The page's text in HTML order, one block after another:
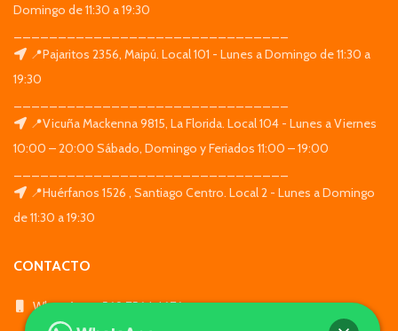
Domingo de 11:30 a 19:30
📍Pajaritos 2356, Maipú. Local 101 - Lunes a Domingo de 11:30 a
19:30
📍Vicuña Mackenna 9815, La Florida. Local 104 - Lunes a Viernes
10:00 – 20:00 Sábado, Domingo y Feriados 11:00 – 19:00
📍Huérfanos 1526 , Santiago Centro. Local 2 - Lunes a Domingo
de 11:30 a 19:30
CONTACTO
WhatsApp: +569 7564 4676